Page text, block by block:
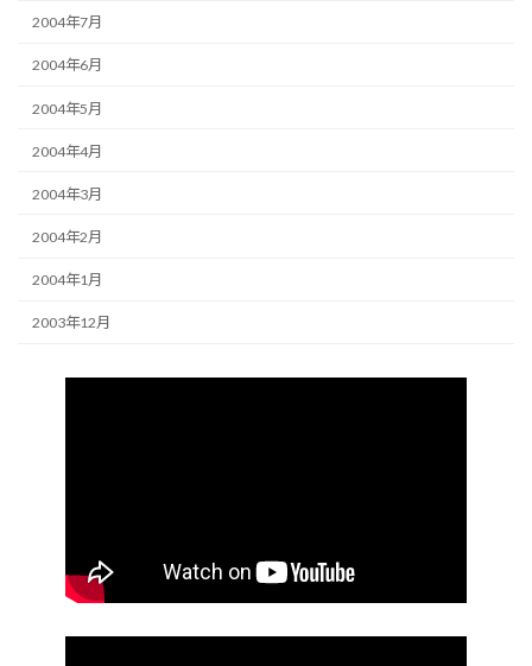
2004年7月
2004年6月
2004年5月
2004年4月
2004年3月
2004年2月
2004年1月
2003年12月